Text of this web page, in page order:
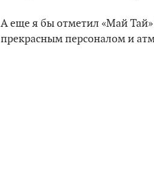
А еще я бы отметил «Май
прекрасным персоналом и